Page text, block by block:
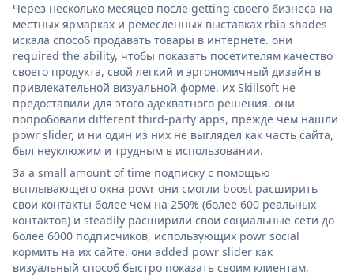
Через несколько месяцев после getting своего бизнеса на
местных ярмарках и ремесленных выставках rbia shades
искала способ продавать товары в интернете. они
required the ability, чтобы показать посетителям качество
своего продукта, свой легкий и эргономичный дизайн в
привлекательной визуальной форме. их Skillsoft не
предоставили для этого адекватного решения. они
попробовали different third-party apps, прежде чем нашли
powr slider, и ни один из них не выглядел как часть сайта,
был неуклюжим и трудным в использовании.
За a small amount of time подписку с помощью
всплывающего окна powr они смогли boost расширить
свои контакты более чем на 250% (более 600 реальных
контактов) и steadily расширили свои социальные сети до
более 6000 подписчиков, использующих powr social
кормить на их сайте. они added powr slider как
визуальный способ быстро показать своим клиентам,